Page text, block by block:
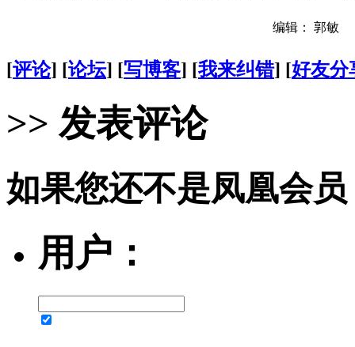
编辑： 郭敏
[评论] [论坛] [写博客] [我来纠错] [好友分
>> 发表评论
如果您还不是凤凰会
用户：